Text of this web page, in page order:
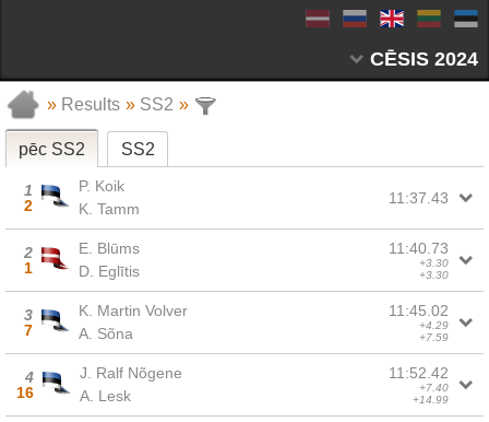
CĒSIS 2024
» Results » SS2 »
pēc SS2 SS2
1
2
P. Koik
K. Tamm
11:37.43
2
1
E. Blūms
D. Eglītis
11:40.73
+3.30
+3.30
3
7
K. Martin Volver
A. Sõna
11:45.02
+4.29
+7.59
4
16
J. Ralf Nõgene
A. Lesk
11:52.42
+7.40
+14.99